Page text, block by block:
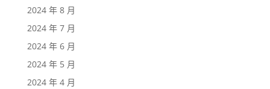
2024 年 8 月
2024 年 7 月
2024 年 6 月
2024 年 5 月
2024 年 4 月